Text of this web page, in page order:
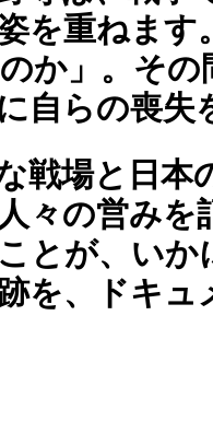
を重ねま
か」。そ
自らの喪
戦場と日
々の営み
とが、い
を、ドキ